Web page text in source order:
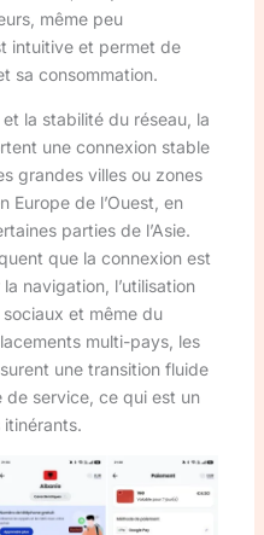
même peu
intuitive et permet de
sa consommation.
la stabilité du réseau, la
une connexion stable
grandes villes ou zones
Europe de l’Ouest, en
parties de l’Asie.
que la connexion est
navigation, l’utilisation
et même du
multi-pays, les
une transition fluide
de service, ce qui est un